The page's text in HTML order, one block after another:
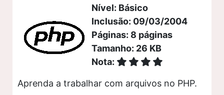
Nível: Básico
Inclusão: 09/03/2004
Páginas: 8 páginas
Tamanho: 26 KB
Nota:
Aprenda a trabalhar com arquivos no PHP.